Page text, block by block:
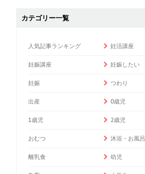
カテゴリー一覧
人気記事ランキング 妊活講座
妊娠講座 妊娠したい
妊娠 つわり
出産 0歳児
1歳児 2歳児
おむつ 沐浴・お風呂
離乳食 幼児